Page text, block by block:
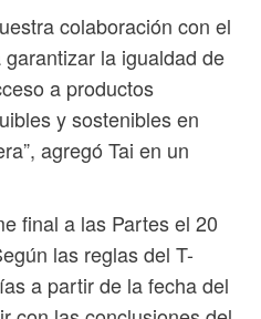
colaboración con el
la igualdad de
a productos
y sostenibles en
agregó Tai en un
final a las Partes el 20
las reglas del T-
a partir de la fecha del